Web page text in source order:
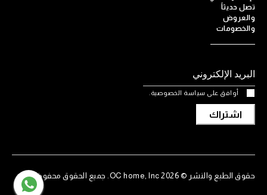
تصل حديثاً
والعروض
والخصومات
أوافق على سياسة الخصوصية.
اشتراك
حقوق الطبع والنشر © 2026 OC home, Inc. جميع الحقوق محفوظة.